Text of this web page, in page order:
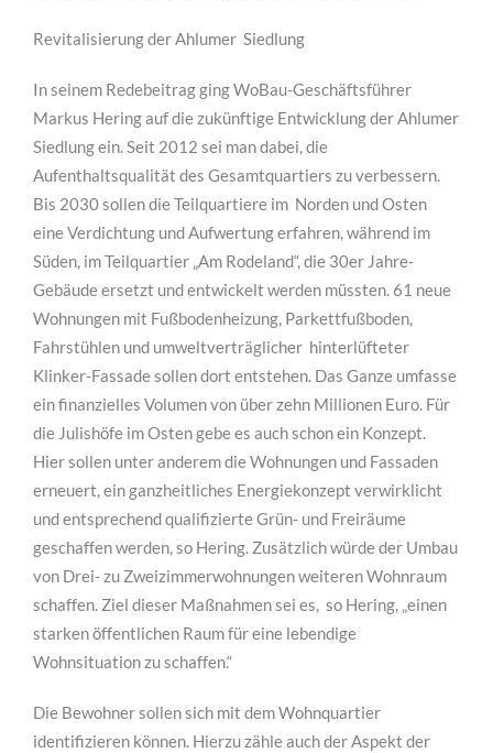
Revitalisierung der Ahlumer Siedlung
In seinem Redebeitrag ging WoBau-Geschäftsführer
Markus Hering auf die zukünftige Entwicklung der Ahlumer
Siedlung ein. Seit 2012 sei man dabei, die
Aufenthaltsqualität des Gesamtquartiers zu verbessern.
Bis 2030 sollen die Teilquartiere im Norden und Osten
eine Verdichtung und Aufwertung erfahren, während im
Süden, im Teilquartier „Am Rodeland“, die 30er Jahre-
Gebäude ersetzt und entwickelt werden müssten. 61 neue
Wohnungen mit Fußbodenheizung, Parkettfußboden,
Fahrstühlen und umweltverträglicher hinterlüfteter
Klinker-Fassade sollen dort entstehen. Das Ganze umfasse
ein finanzielles Volumen von über zehn Millionen Euro. Für
die Julishöfe im Osten gebe es auch schon ein Konzept.
Hier sollen unter anderem die Wohnungen und Fassaden
erneuert, ein ganzheitliches Energiekonzept verwirklicht
und entsprechend qualifizierte Grün- und Freiräume
geschaffen werden, so Hering. Zusätzlich würde der Umbau
von Drei- zu Zweizimmerwohnungen weiteren Wohnraum
schaffen. Ziel dieser Maßnahmen sei es, so Hering, „einen
starken öffentlichen Raum für eine lebendige
Wohnsituation zu schaffen.“
Die Bewohner sollen sich mit dem Wohnquartier
identifizieren können. Hierzu zähle auch der Aspekt der